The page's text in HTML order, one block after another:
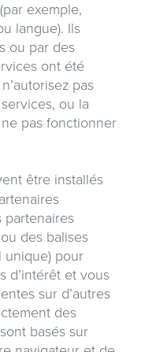
exemple,
langue). Ils
ou par des
ont été
pas
ou la
pas fonctionner
être installés
partenaires
des balises
unique) pour
d’intérêt et vous
sur d’autres
des
basés sur